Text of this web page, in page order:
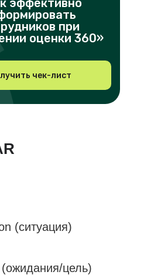
эффективно
при
оценки 360»
чек-лист
(ситуация)
цель)